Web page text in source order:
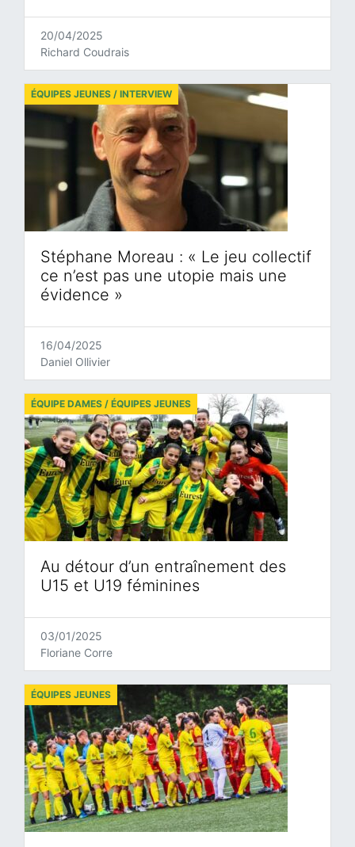
20/04/2025
Richard Coudrais
Stéphane Moreau : « Le jeu collectif
ce n’est pas une utopie mais une
évidence »
ÉQUIPES JEUNES / INTERVIEW
16/04/2025
Daniel Ollivier
Au détour d’un entraînement des
U15 et U19 féminines
ÉQUIPE DAMES / ÉQUIPES JEUNES
03/01/2025
Floriane Corre
ÉQUIPES JEUNES